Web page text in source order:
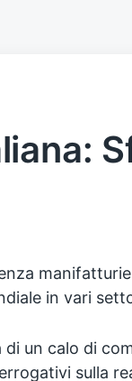
in vari
un calo di
sulla